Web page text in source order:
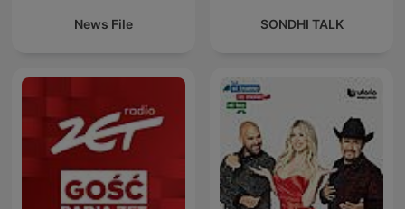
News File SONDHI TALK